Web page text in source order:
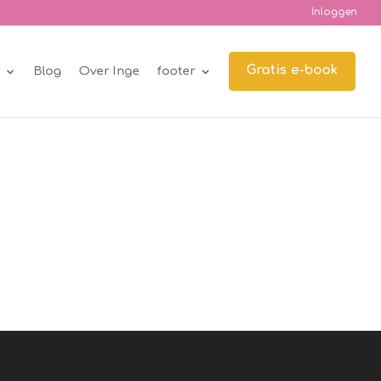
Inloggen
Blog Over Inge footer Gratis e-book